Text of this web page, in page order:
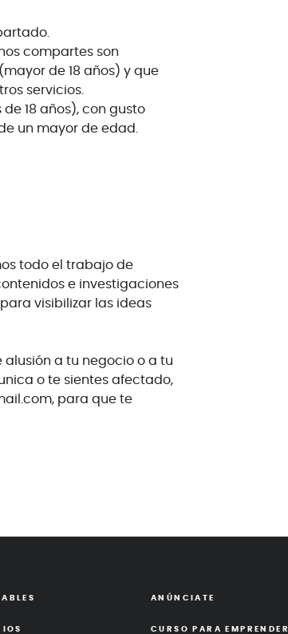
compartes son
de 18 años) y que
servicios.
18 años), con gusto
un mayor de edad.
todo el trabajo de
e investigaciones
visibilizar las ideas
a tu negocio o a tu
o te sientes afectado,
para que te
ANÚNCIATE
CURSO PARA EMPRENDER